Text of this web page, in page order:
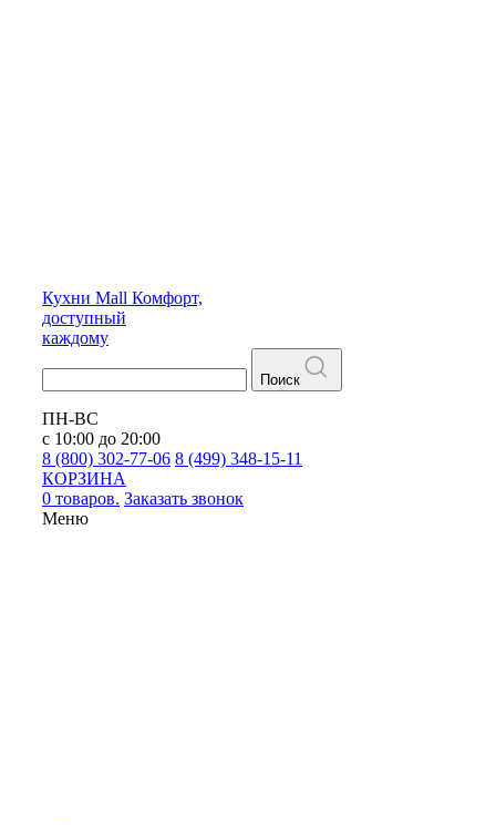
Кухни Mall Комфорт,
доступный
каждому
Поиск
ПН-ВС
с 10:00 до 20:00
8 (800) 302-77-06 8 (499) 348-15-11
КОРЗИНА
0 товаров. Заказать звонок
Меню